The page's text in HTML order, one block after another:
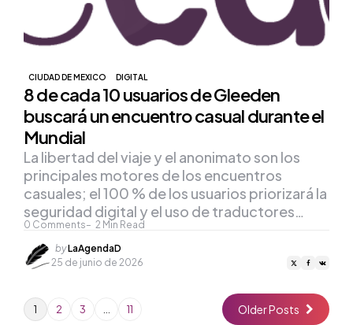
CIUDAD DE MEXICO DIGITAL
8 de cada 10 usuarios de Gleeden
buscará un encuentro casual durante el
Mundial
0 Comments 2 Min Read
La libertad del viaje y el anonimato son los
principales motores de los encuentros
casuales; el 100 % de los usuarios priorizará la
seguridad digital y el uso de traductores…
Posted
by
byLaAgendaD
25 de junio de 2026
1 2 3 11 Older Posts